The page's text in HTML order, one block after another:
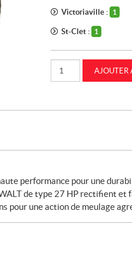
Victoriaville : 1
St-Clet : 1
de
Meule
métal
AJOUTER
performance pour une
de type 27 HP rectifient
une action de meulage